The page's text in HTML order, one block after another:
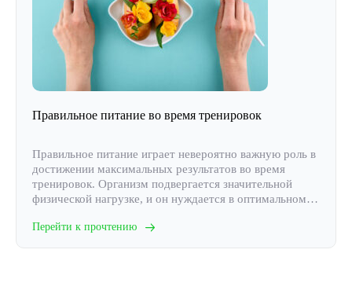
Правильное питание во время тренировок
Правильное питание играет невероятно важную роль в
достижении максимальных результатов во время
тренировок. Организм подвергается значительной
физической нагрузке, и он нуждается в оптимальном
мышц и достижения поставленных целей. Не стоит
Перейти к прочтению